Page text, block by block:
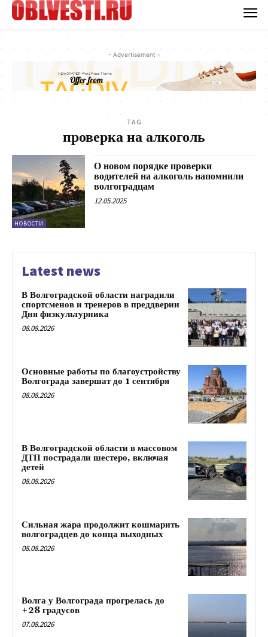
- Advertisement -
TAG
проверка на алкоголь
НОВОСТИ
О новом порядке проверки
водителей на алкоголь напомнили
волгоградцам
12.05.2025
Latest news
В Волгоградской области наградили
спортсменов и тренеров в преддверии
Дня физкультурника
08.08.2026
Основные работы по благоустройству
Волгограда завершат до 1 сентября
08.08.2026
В Волгоградской области в массовом
ДТП пострадали шестеро, включая
детей
08.08.2026
Сильная жара продолжит кошмарить
волгоградцев до конца выходных
08.08.2026
Волга у Волгограда прогрелась до
+28 градусов
07.08.2026